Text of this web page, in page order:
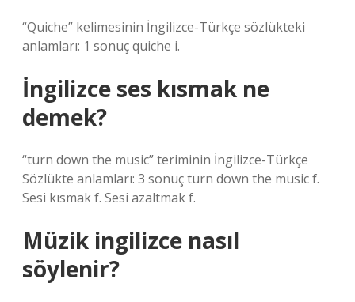
“Quiche” kelimesinin İngilizce-Türkçe sözlükteki
anlamları: 1 sonuç quiche i.
İngilizce ses kısmak ne
demek?
“turn down the music” teriminin İngilizce-Türkçe
Sözlükte anlamları: 3 sonuç turn down the music f.
Sesi kısmak f. Sesi azaltmak f.
Müzik ingilizce nasıl
söylenir?